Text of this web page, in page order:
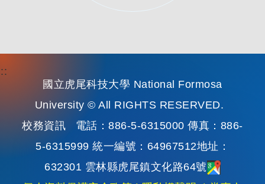
全民國防教育、防治學生藥物濫用資源網
165 全民防騙網
詐騙防制專區
國立虎尾科技大學 National Formosa
University © All RIGHTS RESERVED.
校務資訊 電話：886-5-6315000 傳真：886-
5-6315999 統一編號：64967512地址：
632301 雲林縣虎尾鎮文化路64號